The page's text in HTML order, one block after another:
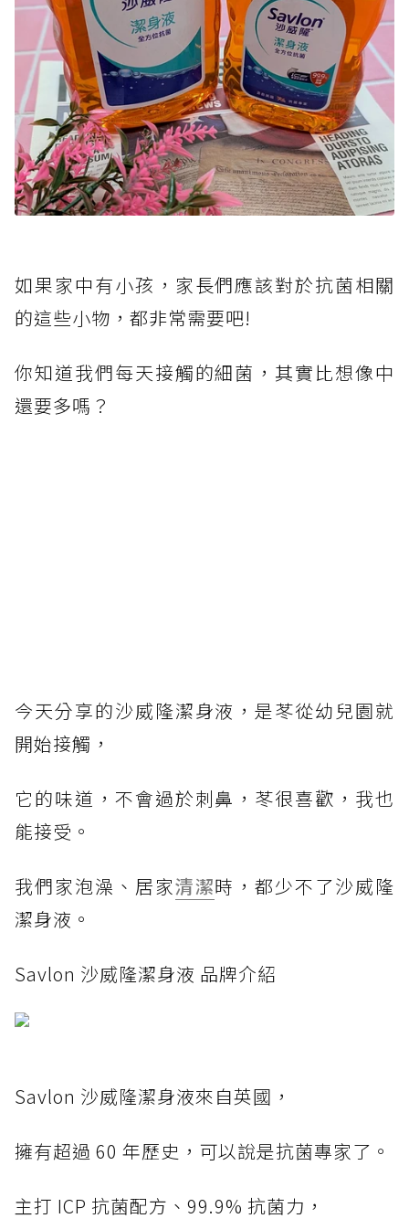
如果家中有小孩，家長們應該對於抗菌相關
的這些小物，都非常需要吧!
你知道我們每天接觸的細菌，其實比想像中
還要多嗎？
今天分享的沙威隆潔身液，是苳從幼兒園就
開始接觸，
它的味道，不會過於刺鼻，苳很喜歡，我也
能接受。
我們家泡澡、居家清潔時，都少不了沙威隆
潔身液。
Savlon 沙威隆潔身液 品牌介紹
Savlon 沙威隆潔身液來自英國，
擁有超過 60 年歷史，可以說是抗菌專家了。
主打 ICP 抗菌配方、99.9% 抗菌力，